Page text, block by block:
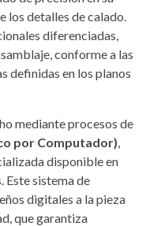
los detalles de calado.
diferenciadas,
conforme a las
definidas en los planos
mediante procesos de
por Computador),
disponible en
Este sistema de
digitales a la pieza
que garantiza